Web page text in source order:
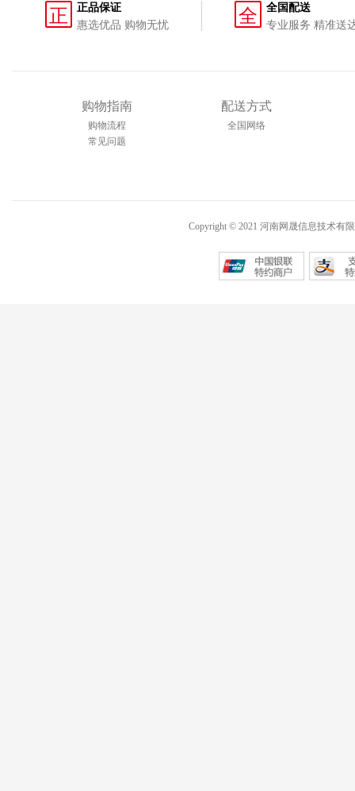
正
正品保证
惠选优品 购物无忧
全
全国配送
专业服务 精准送
购物指南
购物流程
常见问题
配送方式
全国网络
Copyright © 2021 河南网晟信息技术有